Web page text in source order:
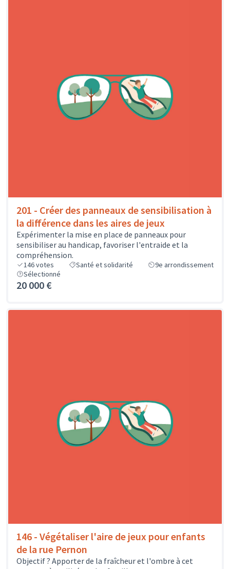
201 - Créer des panneaux de sensibilisation à
la différence dans les aires de jeux
Expérimenter la mise en place de panneaux pour
sensibiliser au handicap, favoriser l'entraide et la
compréhension.
146votes Santé et solidarité
9e arrondissement
Sélectionné
20 000 €
146 - Végétaliser l'aire de jeux pour enfants
de la rue Pernon
Objectif ? Apporter de la fraîcheur et l'ombre à cet